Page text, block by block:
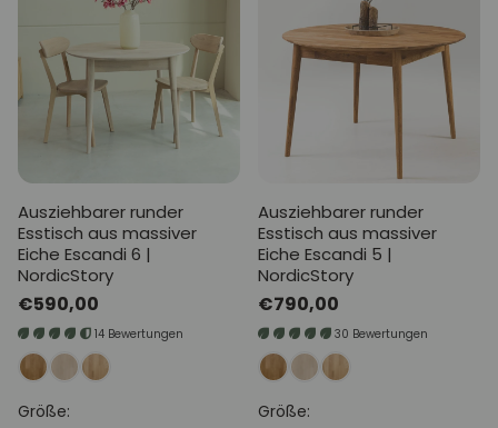
Ausziehbarer runder
Esstisch aus massiver
Eiche Escandi 6 |
NordicStory
Normaler
Preis
€590,00
14 Bewertungen
Größe:
Ausziehbarer runder
Esstisch aus massiver
Eiche Escandi 5 |
NordicStory
Normaler
Preis
€790,00
30 Bewertungen
Größe: